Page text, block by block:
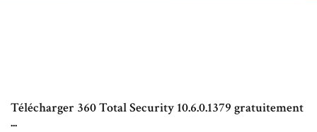
Télécharger 360 Total Security 10.6.0.1379 gratuitement
...